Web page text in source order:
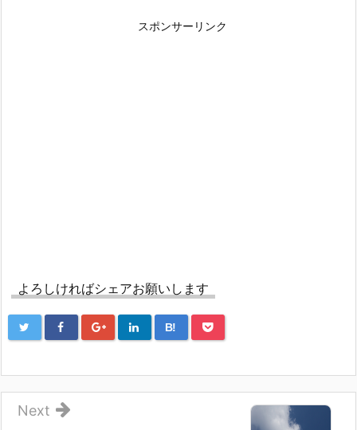
スポンサーリンク
よろしければシェアお願いします
B!
Next